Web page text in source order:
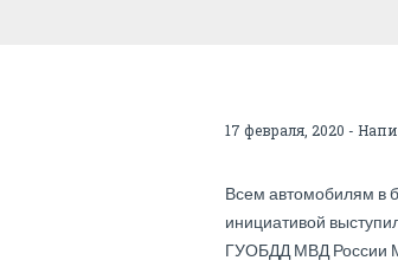
17 февраля, 2020 -
Всем автомобилям в
инициативой
ГУОБДД МВД России